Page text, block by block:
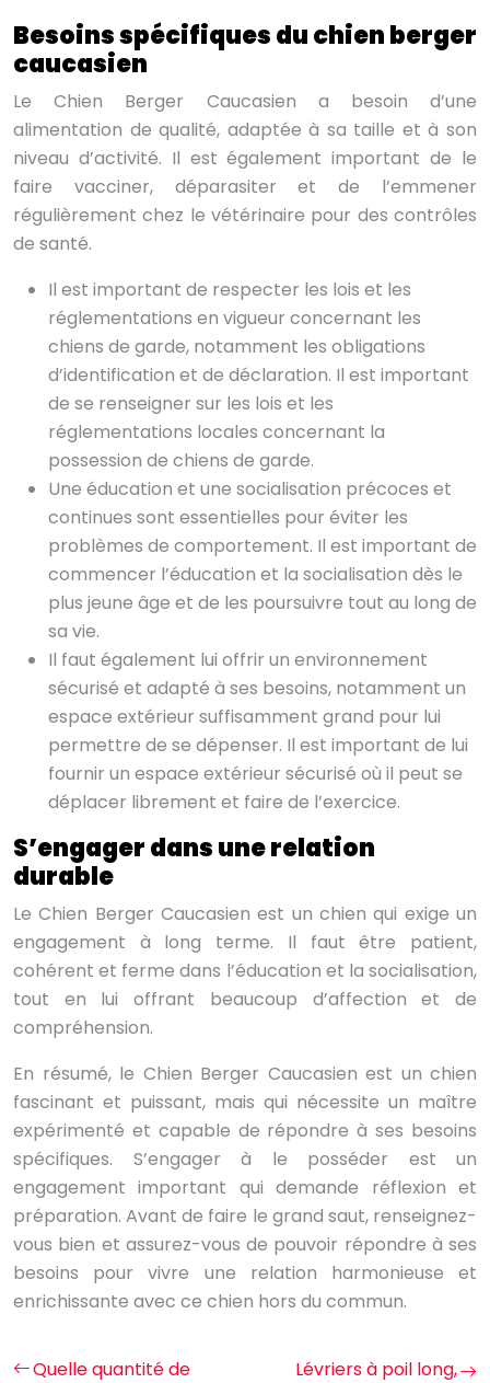
Besoins spécifiques du chien berger
caucasien
Le Chien Berger Caucasien a besoin d’une
alimentation de qualité, adaptée à sa taille et à son
niveau d’activité. Il est également important de le
faire vacciner, déparasiter et de l’emmener
régulièrement chez le vétérinaire pour des contrôles
de santé.
Il est important de respecter les lois et les
réglementations en vigueur concernant les
chiens de garde, notamment les obligations
d’identification et de déclaration. Il est important
de se renseigner sur les lois et les
réglementations locales concernant la
possession de chiens de garde.
Une éducation et une socialisation précoces et
continues sont essentielles pour éviter les
problèmes de comportement. Il est important de
commencer l’éducation et la socialisation dès le
plus jeune âge et de les poursuivre tout au long de
sa vie.
Il faut également lui offrir un environnement
sécurisé et adapté à ses besoins, notamment un
espace extérieur suffisamment grand pour lui
permettre de se dépenser. Il est important de lui
fournir un espace extérieur sécurisé où il peut se
déplacer librement et faire de l’exercice.
S’engager dans une relation
durable
Le Chien Berger Caucasien est un chien qui exige un
engagement à long terme. Il faut être patient,
cohérent et ferme dans l’éducation et la socialisation,
tout en lui offrant beaucoup d’affection et de
compréhension.
En résumé, le Chien Berger Caucasien est un chien
fascinant et puissant, mais qui nécessite un maître
expérimenté et capable de répondre à ses besoins
spécifiques. S’engager à le posséder est un
engagement important qui demande réflexion et
préparation. Avant de faire le grand saut, renseignez-
vous bien et assurez-vous de pouvoir répondre à ses
besoins pour vivre une relation harmonieuse et
enrichissante avec ce chien hors du commun.
Quelle quantité de
Lévriers à poil long,